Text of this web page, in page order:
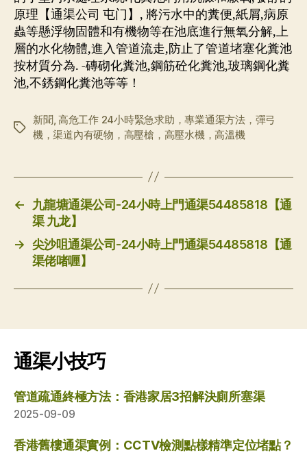
原理【通渠公司 屯门】, 將污水中的糞便,紙屑,病原
蟲等懸浮物固體和有機物等在池底進行無氧分解,上
層的水化物體,進入管道流走,防止了管道堵塞化糞池
按材質分為. -磚砌化糞池,鋼筋砼化糞池,玻璃鋼化糞
池,不銹鋼化糞池等等！
标
新聞, 高危工作 24小時緊急求助，專業通渠方法，彈弓
機，渠道內有硬物，高壓槍，高壓水機，高溫機
←
九龍塘通渠公司-24小時上門通渠54485818【通
渠 九龙】
→ 尖沙咀通渠公司-24小時上門通渠54485818【通
渠佬啫喱】
通渠小技巧
管道疏通終極方法：香港家居3招解決廁所塞渠
2025-09-09
香港舊樓通渠實例：CCTV檢測點樣精準定位堵點？